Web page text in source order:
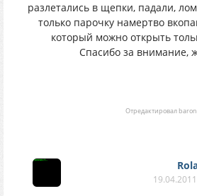
разлетались в щепки, падали,
только парочку намертво
который можно открыть
Спасибо за внимание,
Отредактировал